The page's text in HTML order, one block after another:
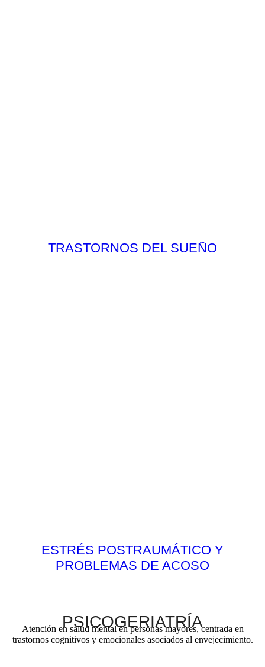
TRASTORNOS DEL SUEÑO
ESTRÉS POSTRAUMÁTICO Y
PROBLEMAS DE ACOSO
PSICOGERIATRÍA
Atención en salud mental en personas mayores, centrada en
trastornos cognitivos y emocionales asociados al envejecimiento.